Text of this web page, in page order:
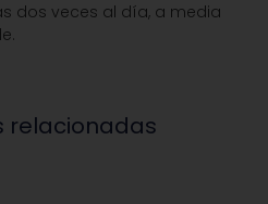
dos veces al día, a media
relacionadas